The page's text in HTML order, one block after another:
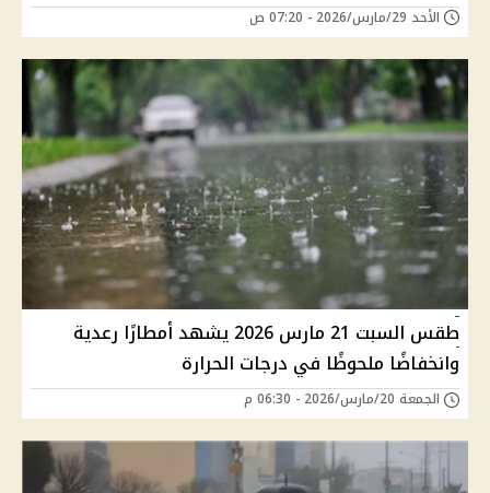
الأحد 29/مارس/2026 - 07:20 ص
طقس السبت 21 مارس 2026 يشهد أمطارًا رعدية
وانخفاضًا ملحوظًا في درجات الحرارة
الجمعة 20/مارس/2026 - 06:30 م